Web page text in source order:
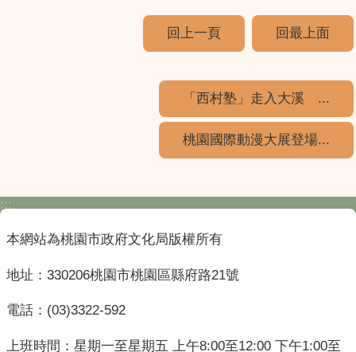
回上一頁 回最上面
「西村塾」走入大溪 ...
桃園國際動漫大展登場...
:::
本網站為桃園市政府文化局版權所有
地址：330206桃園市桃園區縣府路21號
電話：(03)3322-592
上班時間：星期一至星期五 上午8:00至12:00 下午1:00至